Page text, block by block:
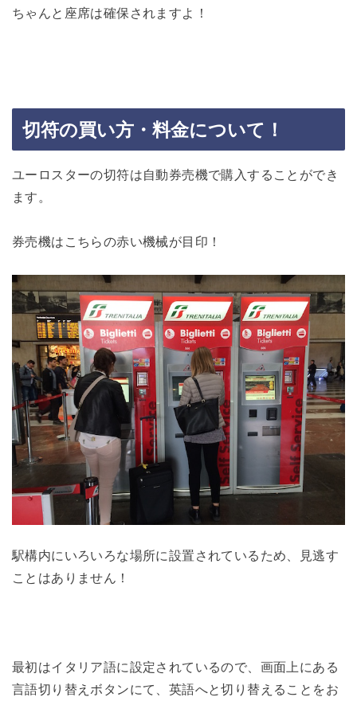
ちゃんと座席は確保されますよ！
切符の買い方・料金について！
ユーロスターの切符は自動券売機で購入することができ
ます。
券売機はこちらの赤い機械が目印！
駅構内にいろいろな場所に設置されているため、見逃す
ことはありません！
最初はイタリア語に設定されているので、画面上にある
言語切り替えボタンにて、英語へと切り替えることをお